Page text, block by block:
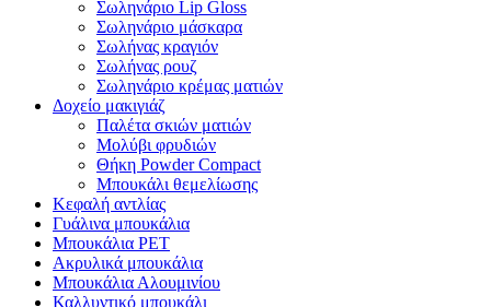
Σωληνάριο Lip Gloss
Σωληνάριο μάσκαρα
Σωλήνας κραγιόν
Σωλήνας ρουζ
Σωληνάριο κρέμας ματιών
Δοχείο μακιγιάζ
Παλέτα σκιών ματιών
Μολύβι φρυδιών
Θήκη Powder Compact
Μπουκάλι θεμελίωσης
Κεφαλή αντλίας
Γυάλινα μπουκάλια
Μπουκάλια PET
Ακρυλικά μπουκάλια
Μπουκάλια Αλουμινίου
Καλλυντικό μπουκάλι